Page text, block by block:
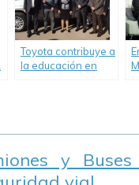
Toyota contribuye a
la educación en
y